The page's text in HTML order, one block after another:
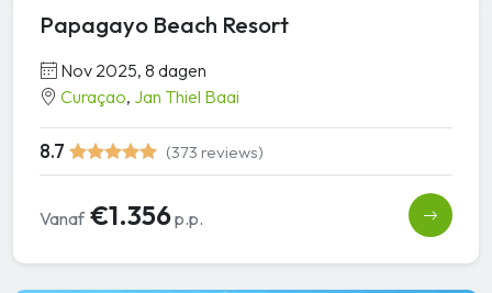
Papagayo Beach Resort
Nov 2025, 8 dagen
Curaçao, Jan Thiel Baai
8.7 (373 reviews)
Vanaf€1.356p.p.